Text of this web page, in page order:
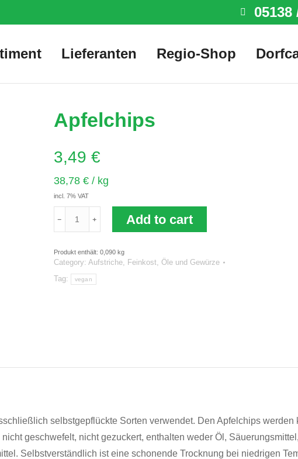
05138
Lieferanten Regio-Shop
Apfelchips
3,49 €
38,78 €/ kg
incl. 7% VAT
quantity
Add to cart
Produkt enthält: 0,090 kg
Category: Aufstriche, Feinkost, Öle und Gewürze
Tag:
vegan
selbstgepflückte Sorten verwendet. Den Apfelchips werden
geschwefelt, nicht gezuckert, enthalten weder Öl,
Selbstverständlich ist eine schonende Trocknung bei niedrigen